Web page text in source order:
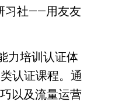
习社——用友友
力培训认证体
认证课程。通
以及流量运营